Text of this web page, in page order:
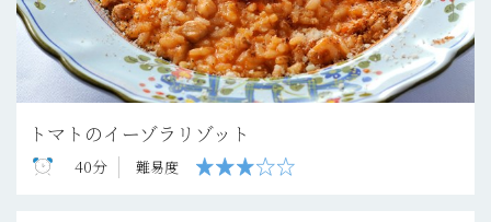
トマトのイーゾラリゾット
40分 難易度